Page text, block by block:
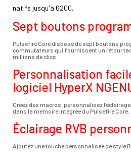
natifs jusqu'à 6200.
Sept boutons
Pulsefire Core dispose de sept boutons
commutateurs qui fournissent un retour
millions de clics.
Personnalisation
logiciel HyperX
Créez des macros, personnalisez l'éclairage
dans la mémoire intégrée du Pulsefire Core.
Éclairage RVB
Ajoutez une touche personnalisée de style